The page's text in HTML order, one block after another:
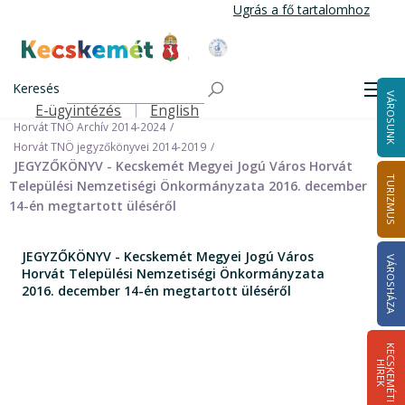
tartalomra
Ugrás a fő tartalomhoz
Kecskemét Város Honlapja
Keresés
Felső navigáció
E-ügyintézés English VÁROSUNK
TURIZMUS
VÁROSHÁZA
K
E
C
S
K
E
M
É
T
I
HÍ
R
E
K
Önkormányzat
Nemzetiségi Önkormányzatok
Horvát Települési Nemzetiségi Önkormányzat
Horvát TNÖ Archív 2014-2024
Horvát TNÖ jegyzőkönyvei 2014-2019
JEGYZŐKÖNYV - Kecskemét Megyei Jogú Város Horvát
Települési Nemzetiségi Önkormányzata 2016. december
14-én megtartott üléséről
JEGYZŐKÖNYV - Kecskemét Megyei Jogú Város
Horvát Települési Nemzetiségi Önkormányzata
2016. december 14-én megtartott üléséről